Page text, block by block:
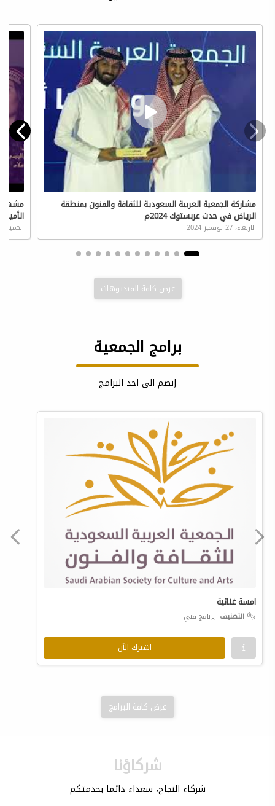
مشاركة الجمعية العربية السعودية للثقافة والفنون بمنطقة
الرياض في حدث عربستوك 2024م
الاربعاء، 27 نوفمبر 2024 الخميس، 14 نوفمبر
عرض كافة الفيديوهات
برامج الجمعية
إنضم الي احد البرامج
امسة غنائية
التصنيف برنامج فني
اشترك الآن
عرض كافة البرامج
شركاؤنا
شركاء النجاح، سعداء دائما بخدمتكم